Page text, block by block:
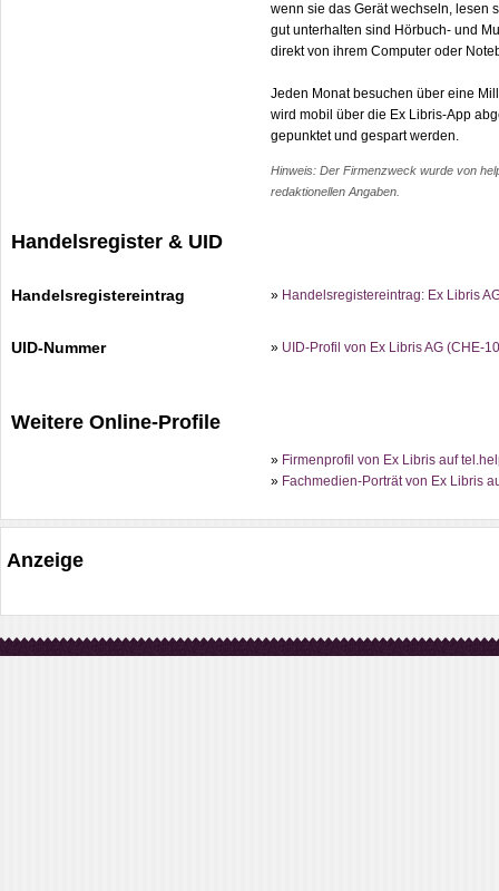
wenn sie das Gerät wechseln, lesen
gut unterhalten sind Hörbuch- und
direkt von ihrem Computer oder
Jeden Monat besuchen über eine
wird mobil über die Ex Libris-App
gepunktet und gespart werden.
Hinweis: Der Firmenzweck wurde von
redaktionellen Angaben.
Handelsregister & UID
Handelsregistereintrag » Handelsregistereintrag: Ex Libris
UID-Nummer » UID-Profil von Ex Libris AG (CHE-
Weitere Online-Profile
» Firmenprofil von Ex Libris auf
» Fachmedien-Porträt von Ex Libris
Anzeige